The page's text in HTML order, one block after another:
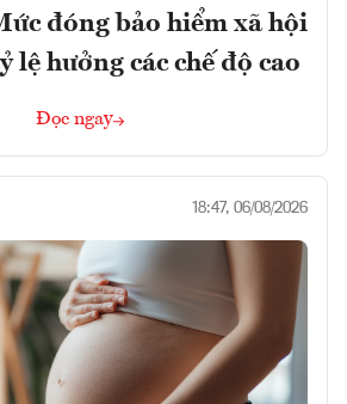
đóng bảo hiểm xã hội
lệ hưởng các chế độ cao
Đọc ngay
18:47, 06/08/2026